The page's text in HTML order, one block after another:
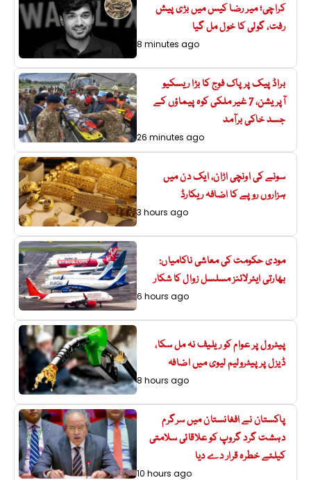
کراچی؛ میر رضا کیس میں بڑی پیش
رفت، گولی کا خول مل گیا
8 minutes ago
براڈ پیک پر پاک فوج کا بڑا ریسکیو
آپریشن، 7 غیر ملکی کوہ پیماؤں کے
جسد خاکی برآمد
26 minutes ago
سونے کی اونچی اڑان، ایک دن میں
ہزاروں روپے کا اضافہ ریکارڈ
3 hours ago
مودی حکومت کی معاشی ناکامیاں:
بھارتی ایئرلائنز مسلسل زوال کا شکار
6 hours ago
پیٹرول پر عوام کو ریلیف نہ مل سکا،
ڈیزل پر پیٹرولیم لیوی میں اضافہ
8 hours ago
پاکستان نے افغانستان میں سرگرم
دہشت گرد گروپ کو علاقائی سلامتی
کیلئے خطرہ قرار دے دیا
10 hours ago